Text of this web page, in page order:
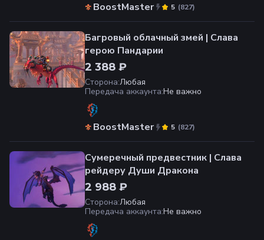
BoostMaster (827)
5
Багровый облачный змей | Слава
герою Пандарии
2 388 ₽
Сторона:Любая
Передача аккаунта:Не важно
BoostMaster (827)
5
Сумеречный предвестник | Слава
рейдеру Души Дракона
2 988 ₽
Сторона:Любая
Передача аккаунта:Не важно